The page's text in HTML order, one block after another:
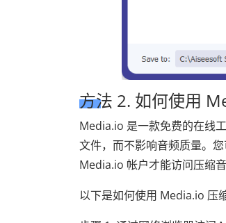
方法 2. 如何使用
Media.io 是一款免费的在线
文件，而不影响音频质量。
Media.io 帐户才能访问压缩音
以下是如何使用 Media.io 压